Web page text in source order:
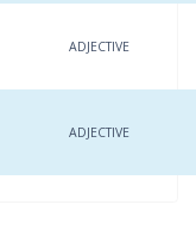
ADJECTIVE
ADJECTIVE